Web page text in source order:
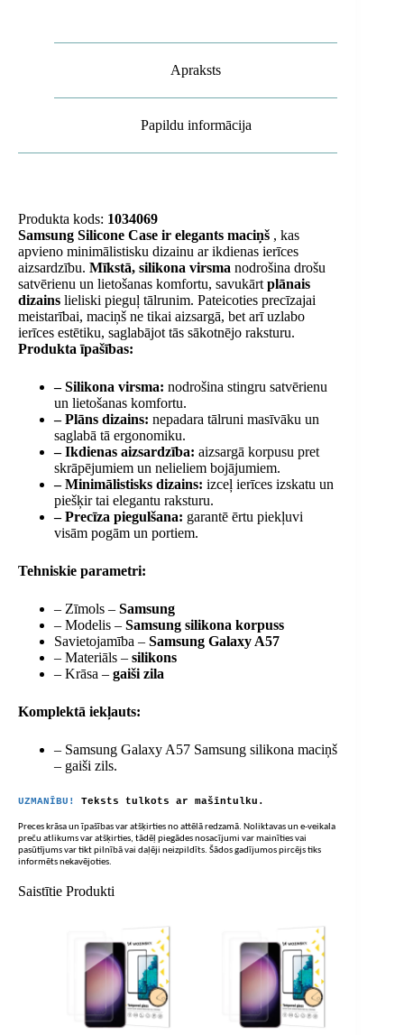
Apraksts
Papildu informācija
Produkta kods: 1034069
Samsung Silicone Case ir elegants maciņš , kas
apvieno minimālistisku dizainu ar ikdienas ierīces
aizsardzību. Mīkstā, silikona virsma nodrošina drošu
satvērienu un lietošanas komfortu, savukārt plānais
dizains lieliski pieguļ tālrunim. Pateicoties precīzajai
meistarībai, maciņš ne tikai aizsargā, bet arī uzlabo
ierīces estētiku, saglabājot tās sākotnējo raksturu.
Produkta īpašības:
– Silikona virsma: nodrošina stingru satvērienu
un lietošanas komfortu.
– Plāns dizains: nepadara tālruni masīvāku un
saglabā tā ergonomiku.
– Ikdienas aizsardzība: aizsargā korpusu pret
skrāpējumiem un nelieliem bojājumiem.
– Minimālistisks dizains: izceļ ierīces izskatu un
piešķir tai elegantu raksturu.
– Precīza piegulšana: garantē ērtu piekļuvi
visām pogām un portiem.
Tehniskie parametri:
– Zīmols – Samsung
– Modelis – Samsung silikona korpuss
Savietojamība – Samsung Galaxy A57
– Materiāls – silikons
– Krāsa – gaiši zila
Komplektā iekļauts:
– Samsung Galaxy A57 Samsung silikona maciņš
– gaiši zils.
UZMANĪBU! Teksts tulkots ar mašīntulku.
Preces krāsa un īpašības var atšķirties no attēlā redzamā. Noliktavas un e-veikala
preču atlikums var atšķirties, tādēļ piegādes nosacījumi var mainīties vai
pasūtījums var tikt pilnībā vai daļēji neizpildīts. Šādos gadījumos pircējs tiks
informēts nekavējoties.
Saistītie Produkti